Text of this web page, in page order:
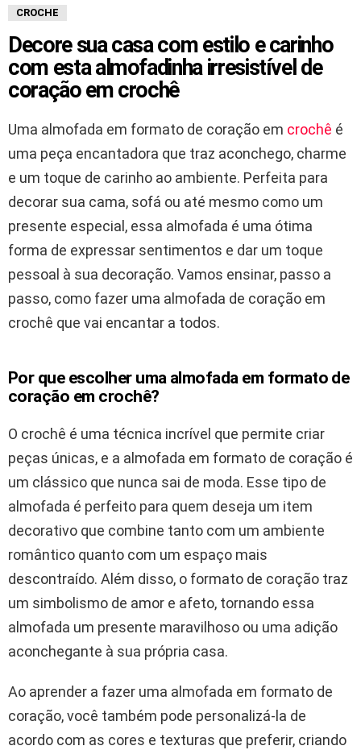
CROCHE
Decore sua casa com estilo e carinho
com esta almofadinha irresistível de
coração em crochê
Uma almofada em formato de coração em crochê é
uma peça encantadora que traz aconchego, charme
e um toque de carinho ao ambiente. Perfeita para
decorar sua cama, sofá ou até mesmo como um
presente especial, essa almofada é uma ótima
forma de expressar sentimentos e dar um toque
pessoal à sua decoração. Vamos ensinar, passo a
passo, como fazer uma almofada de coração em
crochê que vai encantar a todos.
Por que escolher uma almofada em formato de
coração em crochê?
O crochê é uma técnica incrível que permite criar
peças únicas, e a almofada em formato de coração é
um clássico que nunca sai de moda. Esse tipo de
almofada é perfeito para quem deseja um item
decorativo que combine tanto com um ambiente
romântico quanto com um espaço mais
descontraído. Além disso, o formato de coração traz
um simbolismo de amor e afeto, tornando essa
almofada um presente maravilhoso ou uma adição
aconchegante à sua própria casa.
Ao aprender a fazer uma almofada em formato de
coração, você também pode personalizá-la de
acordo com as cores e texturas que preferir, criando